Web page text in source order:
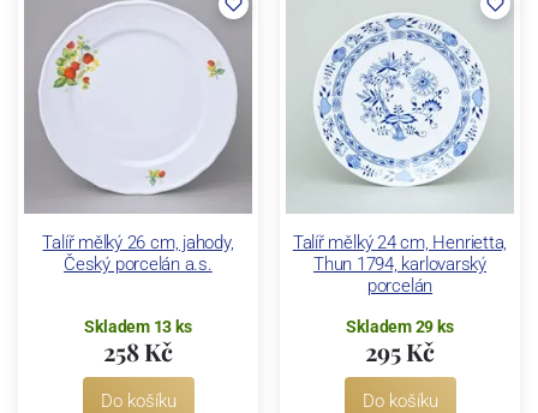
Talíř mělký 26 cm, jahody,
Český porcelán a.s.
Skladem 13 ks
258 Kč
Do košíku
Talíř mělký 24 cm, Henrietta,
Thun 1794, karlovarský
porcelán
Skladem 29 ks
295 Kč
Do košíku